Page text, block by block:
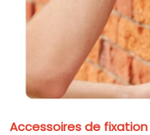
Accessoires de fixation